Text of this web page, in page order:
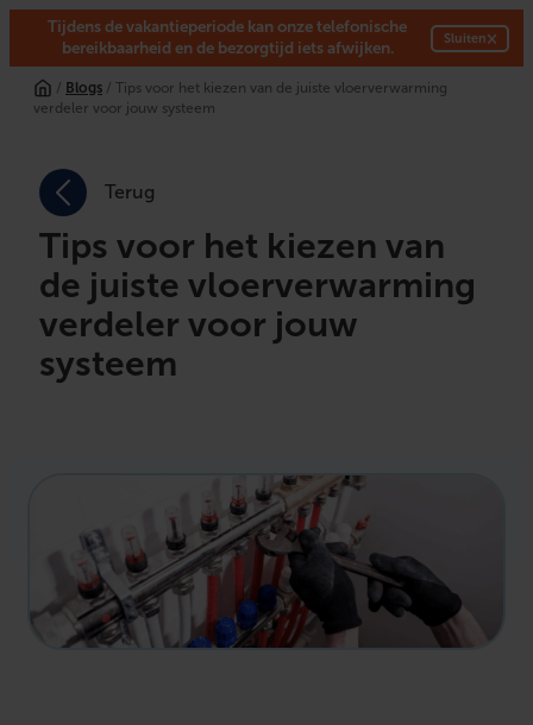
Tijdens de vakantieperiode kan onze telefonische
bereikbaarheid en de bezorgtijd iets afwijken.
Sluiten×
/ Blogs / Tips voor het kiezen van de juiste vloerverwarming
verdeler voor jouw systeem
Terug
Tips voor het kiezen van
de juiste vloerverwarming
verdeler voor jouw
systeem